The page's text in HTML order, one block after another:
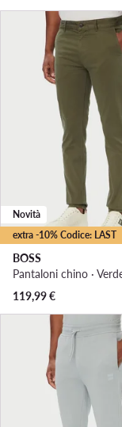
extra -10% Codice: LAST
Novità
BOSS
119,99€